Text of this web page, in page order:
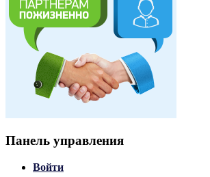
Панель управления
Войти